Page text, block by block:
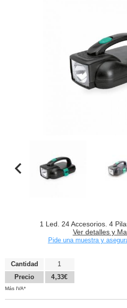
1 Led. 24 Accesorios. 4
Ver detalles y
Pide una muestra y
Cantidad
Precio
1
4,33€
Más IVA*